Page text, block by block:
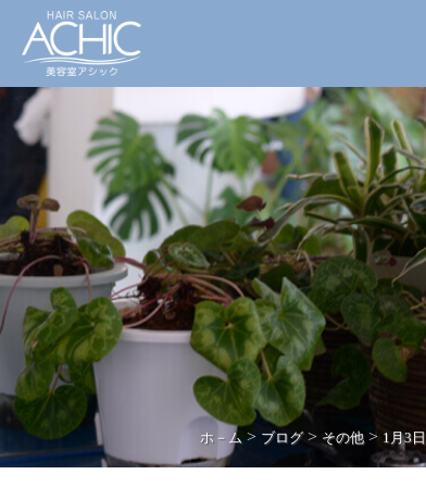
ホ－ム> ブログ> その他 > 1月3日